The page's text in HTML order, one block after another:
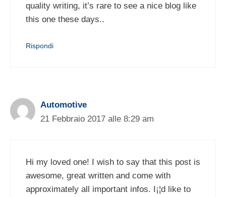
quality writing, it’s rare to see a nice blog like
this one these days..
Rispondi
Automotive
21 Febbraio 2017 alle 8:29 am
Hi my loved one! I wish to say that this post is
awesome, great written and come with
approximately all important infos. I¡¦d like to